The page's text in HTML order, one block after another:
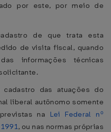
por este, por meio de
de que trata esta
de visita fiscal, quando
informações técnicas
das atuações do
liberal autônomo somente
na Lei Federal nº
, ou nas normas próprias